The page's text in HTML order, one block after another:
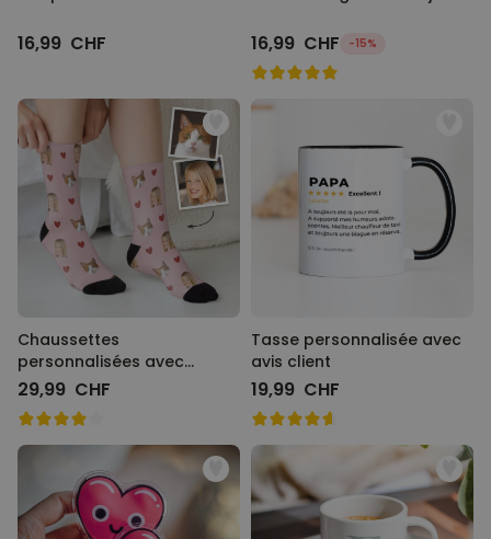
16,99 CHF 16,99 CHF -15%
Chaussettes
personnalisées avec
animal de compagnie et
visage
29,99 CHF
Tasse personnalisée avec
avis client
19,99 CHF